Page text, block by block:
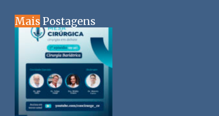
Mais Postagens